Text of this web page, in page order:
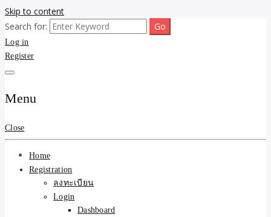
Skip to content
รับจ้างโพสต์ขายบ้าน ขาย
ของ ติดหน้าแรก Google Ai
Search ราคาถูกที่สุด! เน้น
ความคุ้มค่า "ถูกและดีมีอยู่
จริง" (เหมาะกับพ่อค้า
แม่ค้า) บริการโพสต์เว็บ
บอร์ด SEO การันตีงานดี
ขายบ้านไม่ออก ขายสินค้าไม่ได้ บอกเรา! รับจ้างลงโพสต์อสังหาฯ รับโพส
เว็บบอร์ดSEO ดันติดหน้าแรก Google AI ชัวร์ 🎯 … ให้เราจัดการให้! ด้วย
ระบบ AI Search & SEO ที่แม่นยำที่สุด
Search for:
Log in
Register
Menu
Close
Home
Registration
ลงทะเบียน
Login
Dashboard